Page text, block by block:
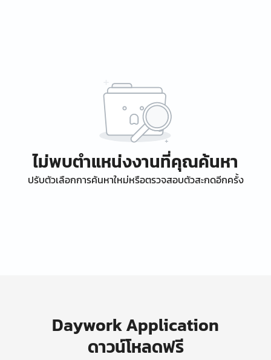
ไม่พบตำแหน่งงานที่คุณค้นหา
ปรับตัวเลือกการค้นหาใหม่หรือตรวจสอบตัวสะกดอีกครั้ง
Daywork Application
ดาวน์โหลดฟรี